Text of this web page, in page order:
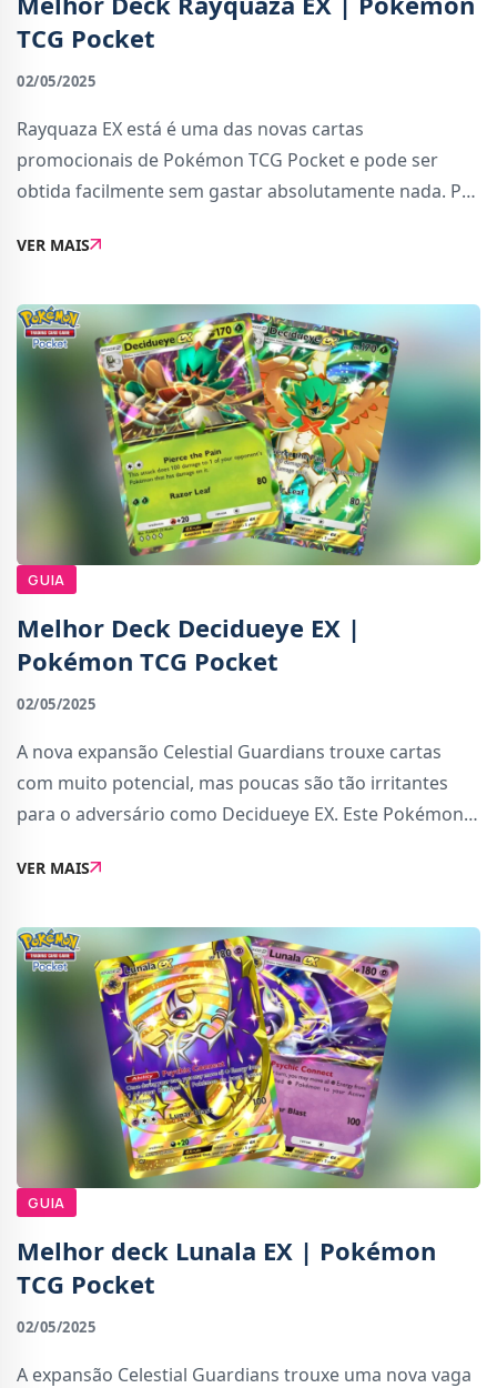
TCG Pocket
02/05/2025
Rayquaza EX está é uma das novas cartas
promocionais de Pokémon TCG Pocket e pode ser
obtida facilmente sem gastar absolutamente nada. Por
começaram a jogar recentemente e querem um deck
VER MAIS
GUIA
Melhor Deck Decidueye EX |
Pokémon TCG Pocket
02/05/2025
A nova expansão Celestial Guardians trouxe cartas
com muito potencial, mas poucas são tão irritantes
para o adversário como Decidueye EX. Este Pokémon
carta no campo adversário — sim, qualque
VER MAIS
GUIA
Melhor deck Lunala EX | Pokémon
TCG Pocket
02/05/2025
A expansão Celestial Guardians trouxe uma nova vaga